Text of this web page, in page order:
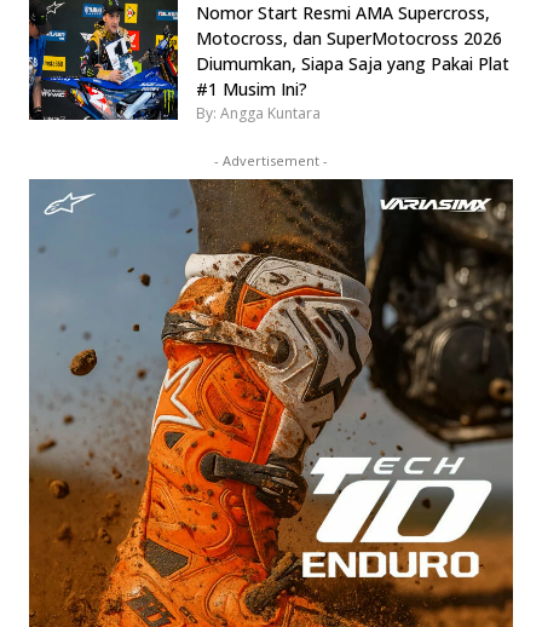
Nomor Start Resmi AMA Supercross,
Motocross, dan SuperMotocross 2026
Diumumkan, Siapa Saja yang Pakai Plat
#1 Musim Ini?
By: Angga Kuntara
- Advertisement -